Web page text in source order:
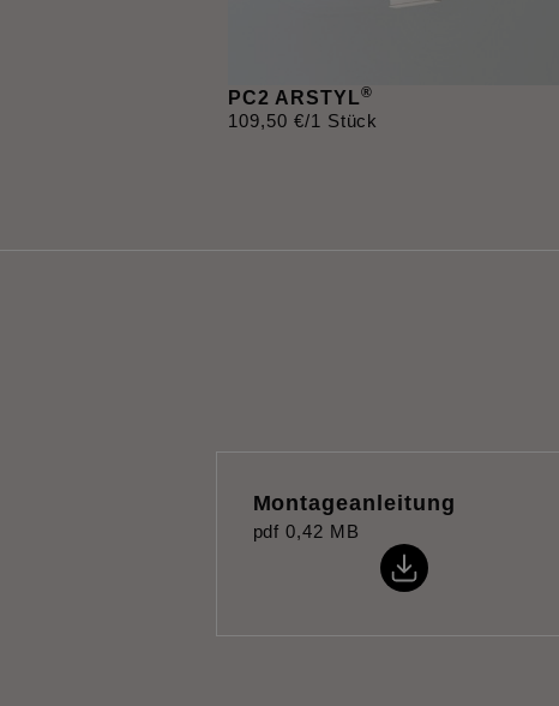
PC2 ARSTYL®
109,50 €/1 Stück
Montageanleitung
pdf 0,42 MB